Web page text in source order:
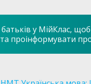
батьків у МійКлас,
проінформувати про